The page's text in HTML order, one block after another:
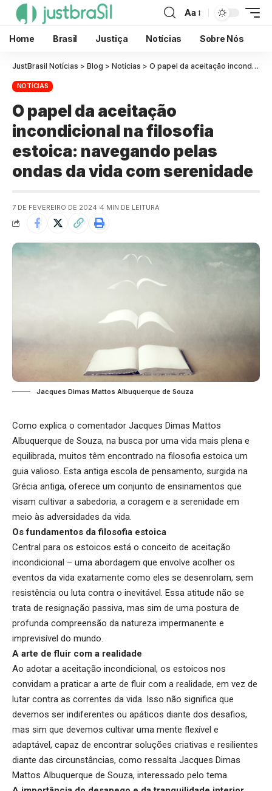
Aa
Home Brasil Justiça Notícias Sobre Nós
JustBrasil Notícias > Blog > Notícias > O papel da aceitação incondicional na filosofia estoica: navegando pelas ondas da vida com serenidade
NOTÍCIAS
O papel da aceitação
incondicional na filosofia
estoica: navegando pelas
ondas da vida com serenidade
7 DE FEVEREIRO DE 2024 4 MIN DE LEITURA
Jacques Dimas Mattos Albuquerque de Souza
Como explica o comentador Jacques Dimas Mattos
Albuquerque de Souza, na busca por uma vida mais plena e
equilibrada, muitos têm encontrado na filosofia estoica um
guia valioso. Esta antiga escola de pensamento, surgida na
Grécia antiga, oferece um conjunto de ensinamentos que
visam cultivar a sabedoria, a coragem e a serenidade em
meio às adversidades da vida.
Os fundamentos da filosofia estoica
Central para os estoicos está o conceito de aceitação
incondicional – uma abordagem que envolve acolher os
eventos da vida exatamente como eles se desenrolam, sem
resistência ou luta contra o inevitável. Essa atitude não se
trata de resignação passiva, mas sim de uma postura de
profunda compreensão da natureza impermanente e
imprevisível do mundo.
A arte de fluir com a realidade
Ao adotar a aceitação incondicional, os estoicos nos
convidam a praticar a arte de fluir com a realidade, em vez de
lutar contra as correntes da vida. Isso não significa que
devemos ser indiferentes ou apáticos diante dos desafios,
mas sim que devemos cultivar uma mente flexível e
adaptável, capaz de encontrar soluções criativas e resilientes
diante das circunstâncias, como ressalta Jacques Dimas
Mattos Albuquerque de Souza, interessado pelo tema.